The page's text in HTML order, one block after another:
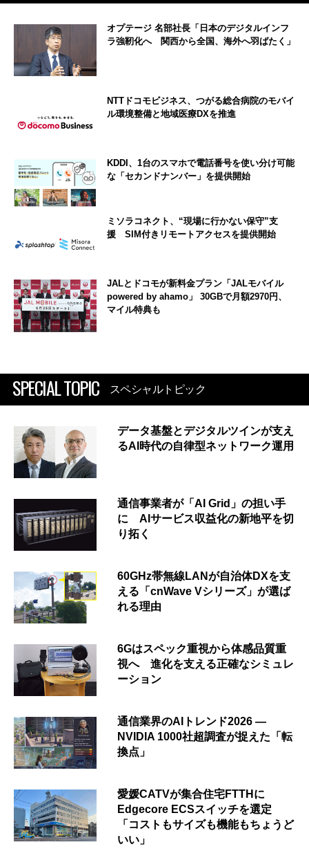
オプテージ 名部社長「日本のデジタルインフ
ラ強靭化へ 関西から全国、海外へ羽ばたく」
NTTドコモビジネス、つがる総合病院のモバイ
ル環境整備と地域医療DXを推進
KDDI、1台のスマホで電話番号を使い分け可能
な「セカンドナンバー」を提供開始
ミソラコネクト、“現場に行かない保守”支
援 SIM付きリモートアクセスを提供開始
JALとドコモが新料金プラン「JALモバイル
powered by ahamo」 30GBで月額2970円、
マイル特典も
SPECIAL TOPIC スペシャルトピック
データ基盤とデジタルツインが支え
るAI時代の自律型ネットワーク運用
通信事業者が「AI Grid」の担い手
に AIサービス収益化の新地平を切
り拓く
60GHz帯無線LANが自治体DXを支
える「cnWave Vシリーズ」が選ば
れる理由
6Gはスペック重視から体感品質重
視へ 進化を支える正確なシミュレ
ーション
通信業界のAIトレンド2026 ―
NVIDIA 1000社超調査が捉えた「転
換点」
愛媛CATVが集合住宅FTTHに
Edgecore ECSスイッチを選定
「コストもサイズも機能もちょうど
いい」